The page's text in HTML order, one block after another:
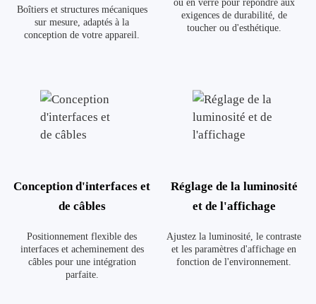
Boîtiers et structures mécaniques
sur mesure, adaptés à la
conception de votre appareil.
ou en verre pour répondre aux
exigences de durabilité, de
toucher ou d'esthétique.
Conception d'interfaces et
de câbles
Positionnement flexible des
interfaces et acheminement des
câbles pour une intégration
parfaite.
Réglage de la luminosité
et de l'affichage
Ajustez la luminosité, le contraste
et les paramètres d'affichage en
fonction de l'environnement.